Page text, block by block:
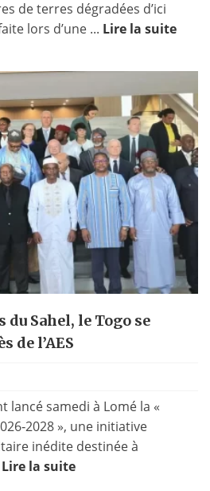
de terres dégradées d’ici
lors d’une ... Lire la suite
du Sahel, le Togo se
de l’AES
lancé samedi à Lomé la «
», une initiative
inédite destinée à
Lire la suite